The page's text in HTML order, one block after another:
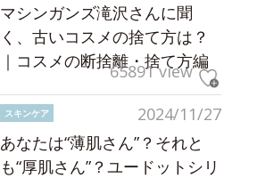
マシンガンズ滝沢さんに聞
く、古いコスメの捨て方は？
｜コスメの断捨離・捨て方編
65891 view
2024/11/27
スキンケア
あなたは“薄肌さん”？それと
も“厚肌さん”？ユードットシリ